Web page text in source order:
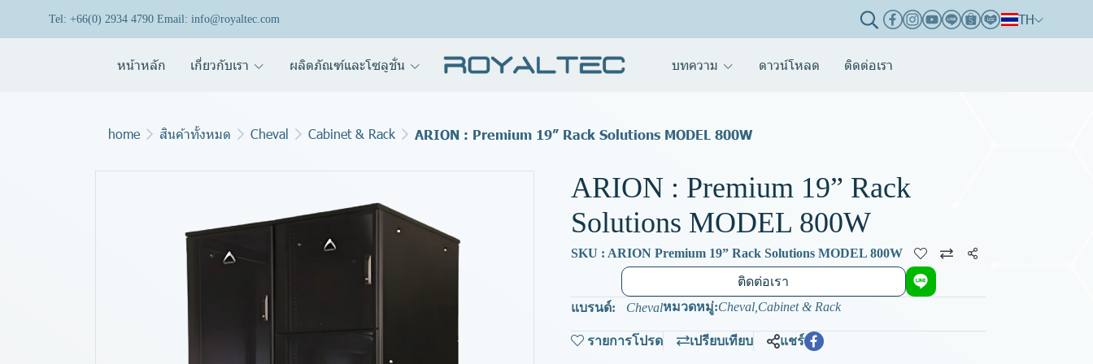
Tel: +66(0) 2934 4790 Email: info@royaltec.com TH
หน้าหลัก เกี่ยวกับเรา ผลิตภัณฑ์และโซลูชั่น บทความ ดาวน์โหลด ติดต่อเรา
home สินค้าทั้งหมด Cheval Cabinet & Rack ARION : Premium 19” Rack Solutions MODEL 800W
ARION : Premium 19” Rack
Solutions MODEL 800W
SKU : ARION Premium 19” Rack Solutions MODEL 800W
แชร์
ติดต่อเรา
แบรนด์:
Chevalหมวดหมู่:Cheval Cabinet & Rack
รายการโปรด เปรียบเทียบ แชร์